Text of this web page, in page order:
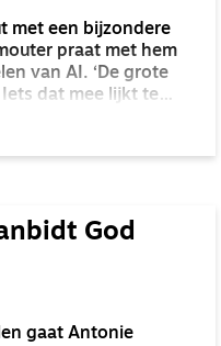
met een bijzondere
praat met hem
van AI. ‘De grote
dat mee lijkt te
God
gaat Antonie